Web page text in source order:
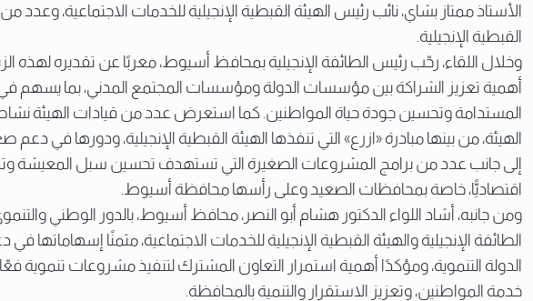
الأستاذ ممتاز بشاي، نائب رئيس الهيئة القبطية الإنجيلية للخدمات الاجتماعية، وعدد
القبطية الإنجيلية.
وخلال اللقاء، رحّب رئيس الطائفة الإنجيلية بمحافظ أسيوط، معربًا عن تقديره لهذه
أهمية تعزيز الشراكة بين مؤسسات الدولة ومؤسسات المجتمع المدني، بما يسهم في
المستدامة وتحسين جودة حياة المواطنين. كما استعرض عدد من قيادات الهيئة
الهيئة، من بينها مبادرة «ازرع» التي تنفذها الهيئة القبطية الإنجيلية، ودورها في دعم
إلى جانب عدد من برامج المشروعات الصغيرة التي تستهدف تحسين سبل المعيشة
اقتصاديًّا، خاصة بمحافظات الصعيد وعلى رأسها محافظة أسيوط.
ومن جانبه، أشاد اللواء الدكتور هشام أبو النصر، محافظ أسيوط، بالدور الوطني
الطائفة الإنجيلية والهيئة القبطية الإنجيلية للخدمات الاجتماعية، مثمنًا إسهاماتها
الدولة التنموية، ومؤكدًا أهمية استمرار التعاون المشترك لتنفيذ مشروعات تنموية
خدمة المواطنين، وتعزيز الاستقرار والتنمية بالمحافظة.